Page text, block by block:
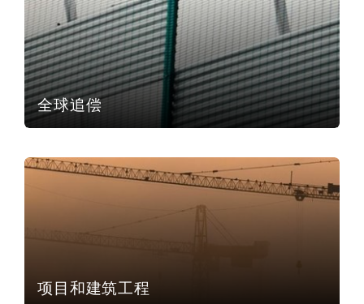
安普顿
沙
全球追偿
项目和建筑工程
项目和建筑工程